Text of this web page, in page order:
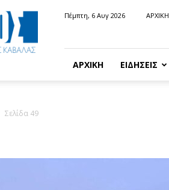
Πέμπτη, 6 Αυγ 2026 ΑΡΧΙΚΗ
ΑΡΧΙΚΗ ΕΙΔΗΣΕΙΣ
Σελίδα 49